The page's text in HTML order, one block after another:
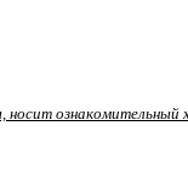
носит